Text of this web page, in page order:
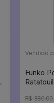
Vendido
Funko
R$ 380,00